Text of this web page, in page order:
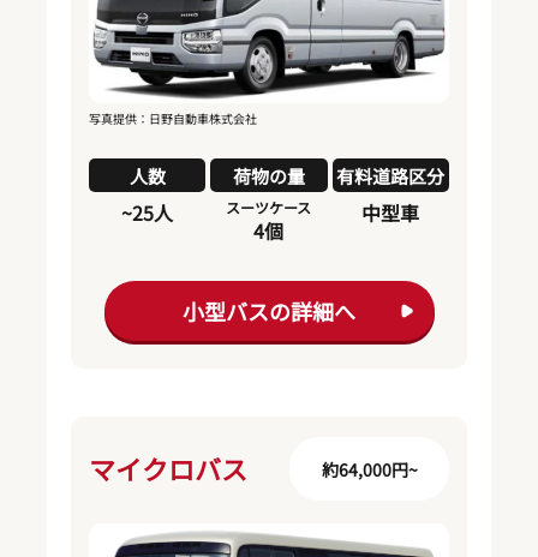
写真提供：日野自動車株式会社
人数
~25人
荷物の量
スーツケース
4個
有料道路区分
中型車
小型バスの詳細へ
マイクロバス 約64,000円~